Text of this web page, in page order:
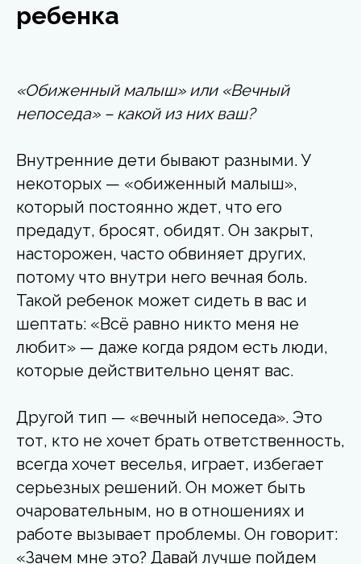
ребенка
«Обиженный малыш» или «Вечный
непоседа» – какой из них ваш?
Внутренние дети бывают разными. У
некоторых — «обиженный малыш»,
который постоянно ждет, что его
предадут, бросят, обидят. Он закрыт,
насторожен, часто обвиняет других,
потому что внутри него вечная боль.
Такой ребенок может сидеть в вас и
шептать: «Всё равно никто меня не
любит» — даже когда рядом есть люди,
которые действительно ценят вас.
Другой тип — «вечный непоседа». Это
тот, кто не хочет брать ответственность,
всегда хочет веселья, играет, избегает
серьезных решений. Он может быть
очаровательным, но в отношениях и
работе вызывает проблемы. Он говорит:
«Зачем мне это? Давай лучше пойдем